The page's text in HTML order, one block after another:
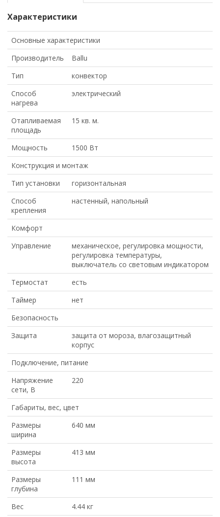
Характеристики
Основные характеристики
Производитель
Ballu
Тип
конвектор
Способ
нагрева
электрический
Отапливаемая
площадь
15 кв. м.
Мощность
1500 Вт
Конструкция и монтаж
Тип установки
горизонтальная
Способ
крепления
настенный, напольный
Комфорт
Управление
механическое, регулировка мощности,
регулировка температуры,
выключатель со световым индикатором
Термостат
есть
Таймер
нет
Безопасность
Защита
защита от мороза, влагозащитный
корпус
Подключение, питание
Напряжение
сети, В
220
Габариты, вес, цвет
Размеры
ширина
640 мм
Размеры
высота
413 мм
Размеры
глубина
111 мм
Вес
4.44 кг